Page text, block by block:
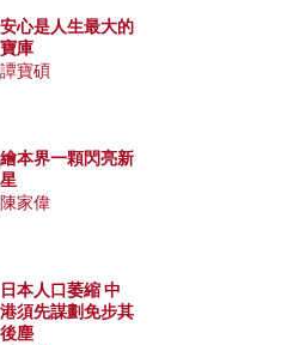
安心是人生最大的
寶庫
譚寶碩
繪本界一顆閃亮新
星
陳家偉
日本人口萎縮 中
港須先謀劃免步其
後塵